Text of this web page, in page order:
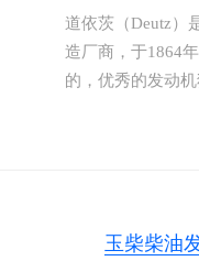
道依茨（Deutz）
造厂商，于1864
的，优秀的发动
玉柴柴油